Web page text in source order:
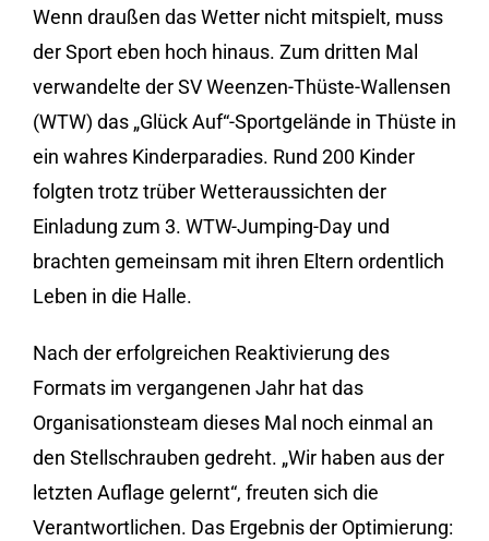
Wenn draußen das Wetter nicht mitspielt, muss
der Sport eben hoch hinaus. Zum dritten Mal
verwandelte der SV Weenzen-Thüste-Wallensen
(WTW) das „Glück Auf“-Sportgelände in Thüste in
ein wahres Kinderparadies. Rund 200 Kinder
folgten trotz trüber Wetteraussichten der
Einladung zum 3. WTW-Jumping-Day und
brachten gemeinsam mit ihren Eltern ordentlich
Leben in die Halle.
Nach der erfolgreichen Reaktivierung des
Formats im vergangenen Jahr hat das
Organisationsteam dieses Mal noch einmal an
den Stellschrauben gedreht. „Wir haben aus der
letzten Auflage gelernt“, freuten sich die
Verantwortlichen. Das Ergebnis der Optimierung: